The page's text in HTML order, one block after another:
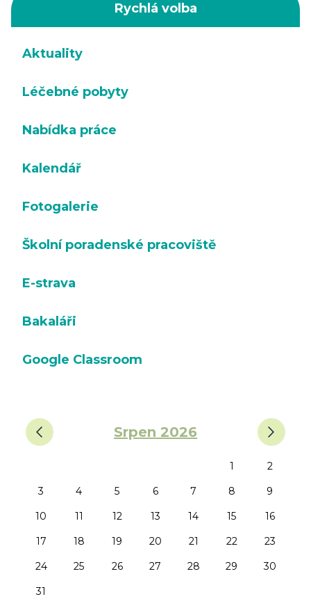
Rychlá volba
Aktuality
Léčebné pobyty
Nabídka práce
Kalendář
Fotogalerie
Školní poradenské pracoviště
E-strava
Bakaláři
Google Classroom
Srpen 2026
1
2
3
4 5 6 7 8
9
10
11 12 13 14 15
16
17
18 19 20 21 22
23
24
25 26 27 28 29
30
31